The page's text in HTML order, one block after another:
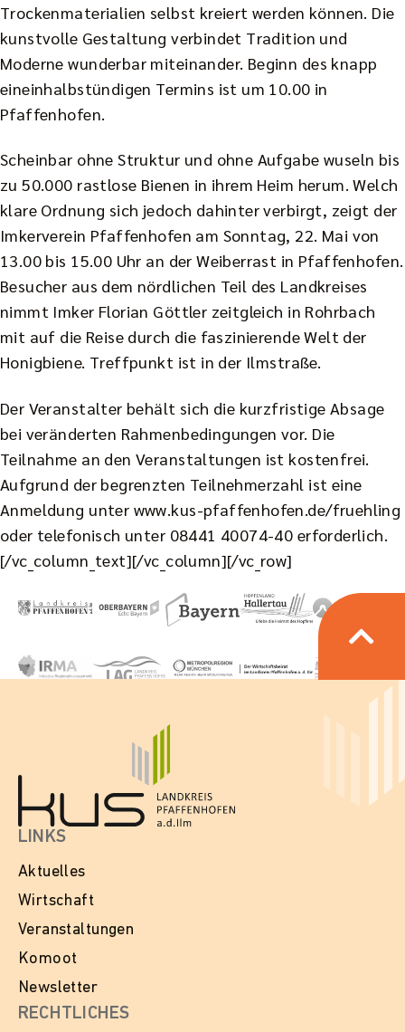
Trockenmaterialien selbst kreiert werden können. Die
kunstvolle Gestaltung verbindet Tradition und
Moderne wunderbar miteinander. Beginn des knapp
eineinhalbstündigen Termins ist um 10.00 in
Pfaffenhofen.
Scheinbar ohne Struktur und ohne Aufgabe wuseln bis
zu 50.000 rastlose Bienen in ihrem Heim herum. Welch
klare Ordnung sich jedoch dahinter verbirgt, zeigt der
Imkerverein Pfaffenhofen am Sonntag, 22. Mai von
13.00 bis 15.00 Uhr an der Weiberrast in Pfaffenhofen.
Besucher aus dem nördlichen Teil des Landkreises
nimmt Imker Florian Göttler zeitgleich in Rohrbach
mit auf die Reise durch die faszinierende Welt der
Honigbiene. Treffpunkt ist in der Ilmstraße.
Der Veranstalter behält sich die kurzfristige Absage
bei veränderten Rahmenbedingungen vor. Die
Teilnahme an den Veranstaltungen ist kostenfrei.
Aufgrund der begrenzten Teilnehmerzahl ist eine
Anmeldung unter www.kus-pfaffenhofen.de/fruehling
oder telefonisch unter 08441 40074-40 erforderlich.
[/vc_column_text][/vc_column][/vc_row]
LINKS
Aktuelles
Wirtschaft
Veranstaltungen
Komoot
Newsletter
RECHTLICHES